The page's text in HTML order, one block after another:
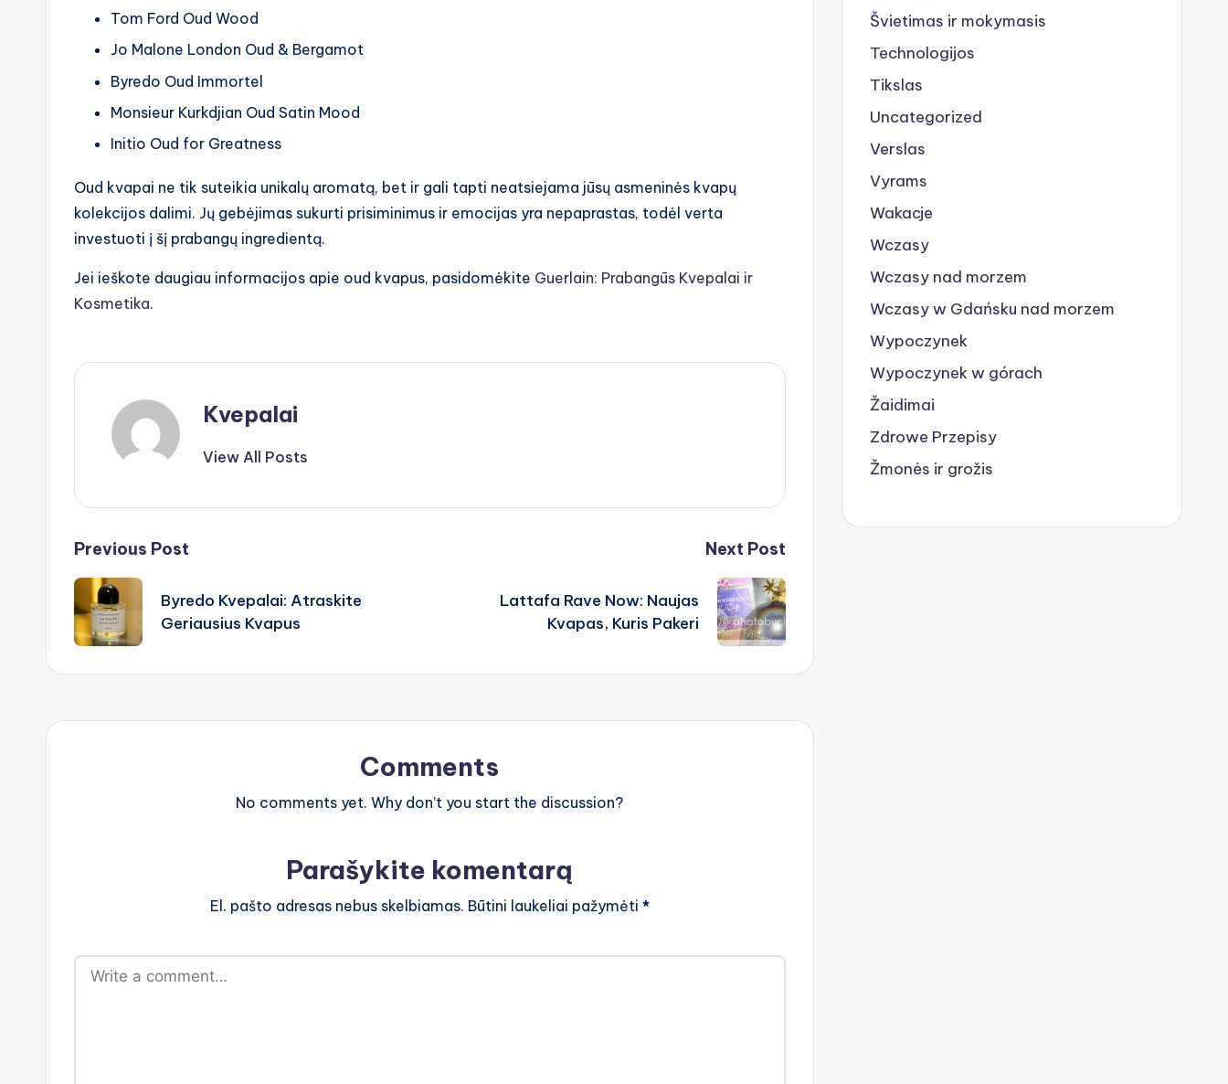
Tom Ford Oud Wood
Jo Malone London Oud & Bergamot
Byredo Oud Immortel
Monsieur Kurkdjian Oud Satin Mood
Initio Oud for Greatness
Oud kvapai ne tik suteikia unikalų aromatą, bet ir gali tapti neatsiejama jūsų asmeninės kvapų
kolekcijos dalimi. Jų gebėjimas sukurti prisiminimus ir emocijas yra nepaprastas, todėl verta
investuoti į šį prabangų ingredientą.
Jei ieškote daugiau informacijos apie oud kvapus, pasidomėkite Guerlain: Prabangūs Kvepalai ir
Kosmetika.
Kvepalai
View All Posts
Post
navigation
Previous Post
Byredo Kvepalai: Atraskite
Geriausius Kvapus
Next Post
Lattafa Rave Now: Naujas
Kvapas, Kuris Pakeri
Comments
No comments yet. Why don’t you start the discussion?
Parašykite komentarą
El. pašto adresas nebus skelbiamas. Būtini laukeliai pažymėti *
Švietimas ir mokymasis
Technologijos
Tikslas
Uncategorized
Verslas
Vyrams
Wakacje
Wczasy
Wczasy nad morzem
Wczasy w Gdańsku nad morzem
Wypoczynek
Wypoczynek w górach
Žaidimai
Zdrowe Przepisy
Žmonės ir grožis